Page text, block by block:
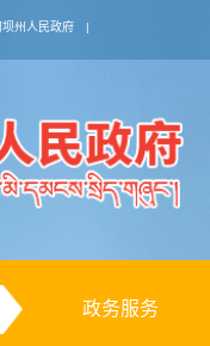
坝州人民政府 |
政务服务